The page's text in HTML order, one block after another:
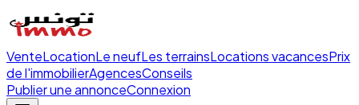
VenteLocationLe neufLes terrainsLocations vacancesPrix
de l'immobilierAgencesConseils
Publier une annonceConnexion